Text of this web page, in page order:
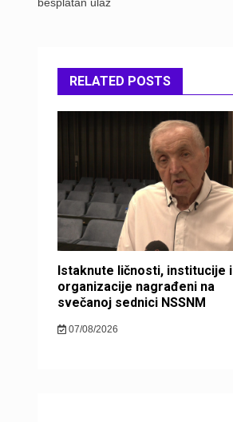
besplatan ulaz
RELATED POSTS
Istaknute ličnosti, institucije i
organizacije nagrađeni na
svečanoj sednici NSSNM
07/08/2026